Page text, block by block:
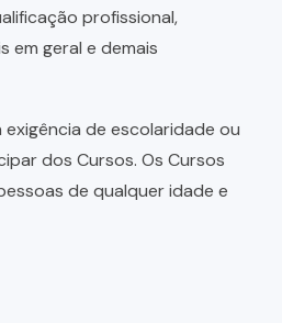
profissional,
em geral e demais
exigência de escolaridade ou
dos Cursos. Os Cursos
de qualquer idade e